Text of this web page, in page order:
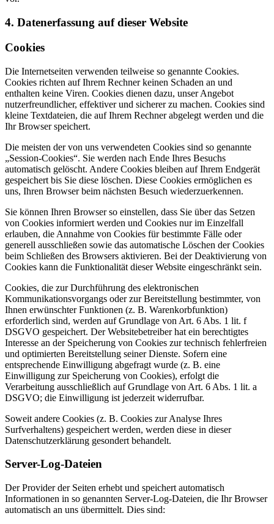
4. Datenerfassung auf dieser Website
Cookies
Die Internetseiten verwenden teilweise so genannte Cookies.
Cookies richten auf Ihrem Rechner keinen Schaden an und
enthalten keine Viren. Cookies dienen dazu, unser Angebot
nutzerfreundlicher, effektiver und sicherer zu machen. Cookies sind
kleine Textdateien, die auf Ihrem Rechner abgelegt werden und die
Ihr Browser speichert.
Die meisten der von uns verwendeten Cookies sind so genannte
„Session-Cookies“. Sie werden nach Ende Ihres Besuchs
automatisch gelöscht. Andere Cookies bleiben auf Ihrem Endgerät
gespeichert bis Sie diese löschen. Diese Cookies ermöglichen es
uns, Ihren Browser beim nächsten Besuch wiederzuerkennen.
Sie können Ihren Browser so einstellen, dass Sie über das Setzen
von Cookies informiert werden und Cookies nur im Einzelfall
erlauben, die Annahme von Cookies für bestimmte Fälle oder
generell ausschließen sowie das automatische Löschen der Cookies
beim Schließen des Browsers aktivieren. Bei der Deaktivierung von
Cookies kann die Funktionalität dieser Website eingeschränkt sein.
Cookies, die zur Durchführung des elektronischen
Kommunikationsvorgangs oder zur Bereitstellung bestimmter, von
Ihnen erwünschter Funktionen (z. B. Warenkorbfunktion)
erforderlich sind, werden auf Grundlage von Art. 6 Abs. 1 lit. f
DSGVO gespeichert. Der Websitebetreiber hat ein berechtigtes
Interesse an der Speicherung von Cookies zur technisch fehlerfreien
und optimierten Bereitstellung seiner Dienste. Sofern eine
entsprechende Einwilligung abgefragt wurde (z. B. eine
Einwilligung zur Speicherung von Cookies), erfolgt die
Verarbeitung ausschließlich auf Grundlage von Art. 6 Abs. 1 lit. a
DSGVO; die Einwilligung ist jederzeit widerrufbar.
Soweit andere Cookies (z. B. Cookies zur Analyse Ihres
Surfverhaltens) gespeichert werden, werden diese in dieser
Datenschutzerklärung gesondert behandelt.
Server-Log-Dateien
Der Provider der Seiten erhebt und speichert automatisch
Informationen in so genannten Server-Log-Dateien, die Ihr Browser
automatisch an uns übermittelt. Dies sind: